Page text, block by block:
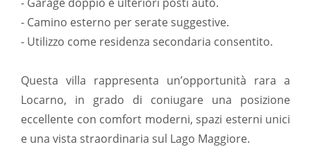
- Camino esterno per serate suggestive.
- Utilizzo come residenza secondaria consentito.
Questa villa rappresenta un’opportunità rara a
Locarno, in grado di coniugare una posizione
eccellente con comfort moderni, spazi esterni unici
e una vista straordinaria sul Lago Maggiore.